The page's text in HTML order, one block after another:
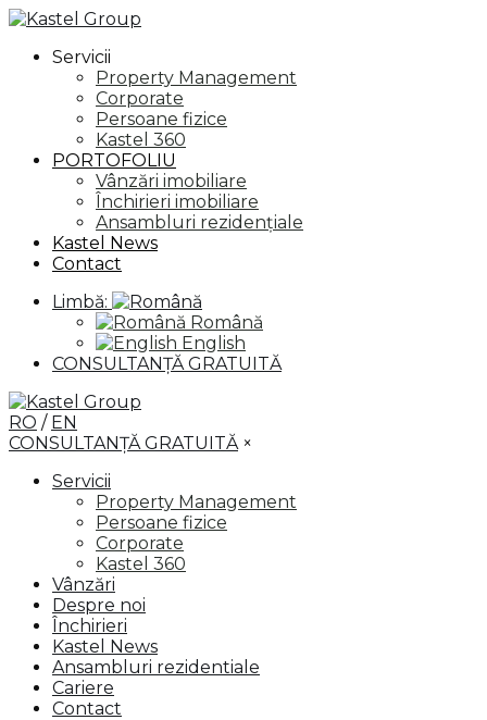
Servicii
Property Management
Corporate
Persoane fizice
Kastel 360
PORTOFOLIU
Vânzări imobiliare
Închirieri imobiliare
Ansambluri rezidențiale
Kastel News
Contact
Limbă:
Română
English
CONSULTANȚĂ GRATUITĂ
RO / EN
CONSULTANȚĂ GRATUITĂ ×
Servicii
Property Management
Persoane fizice
Corporate
Kastel 360
Vânzări
Despre noi
Închirieri
Kastel News
Ansambluri rezidentiale
Cariere
Contact